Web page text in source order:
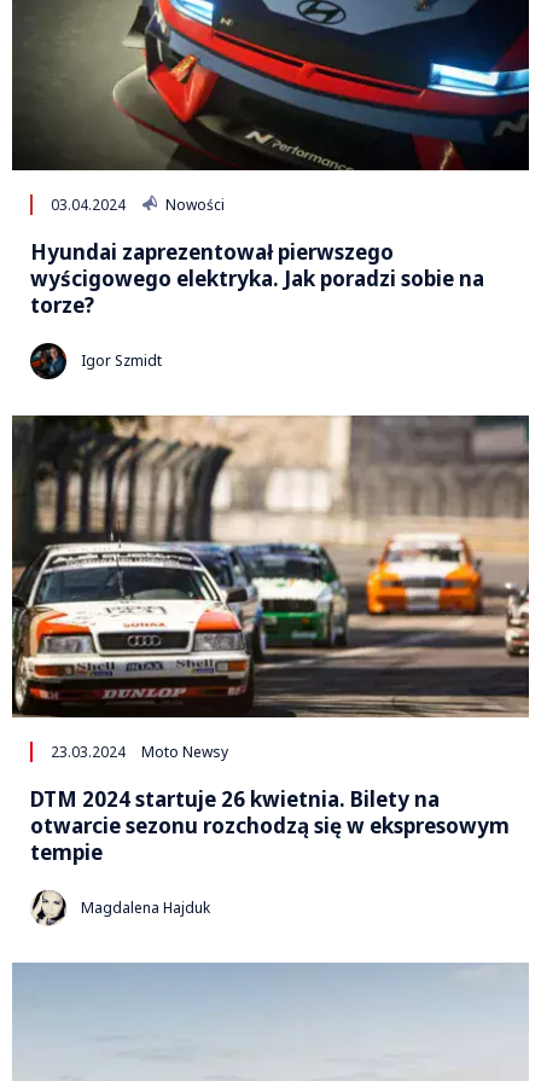
03.04.2024 Nowości
Hyundai zaprezentował pierwszego
wyścigowego elektryka. Jak poradzi sobie na
torze?
Igor Szmidt
23.03.2024 Moto Newsy
DTM 2024 startuje 26 kwietnia. Bilety na
otwarcie sezonu rozchodzą się w ekspresowym
tempie
Magdalena Hajduk